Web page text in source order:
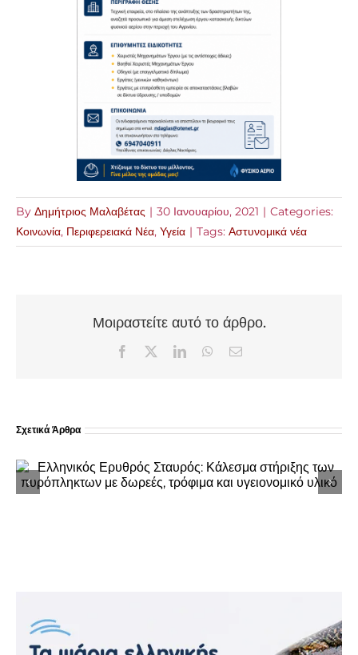
By Δημήτριος Μαλαβέτας | 30 Ιανουαρίου, 2021 | Categories:
Κοινωνία, Περιφερειακά Νέα, Υγεία | Tags: Αστυνομικά νέα
Μοιραστείτε αυτό το άρθρο.
Facebook LinkedInWhatsApp
Email
Σχετικά Άρθρα
Ολοκληρώθηκε η 49η Πανήγυρη της Ιεράς